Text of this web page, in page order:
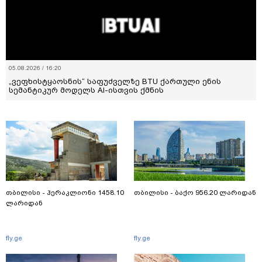
05.08.2026 / 16:20
„ვეფხისტყაოსნის“ საფუძველზე BTU ქართული ენის
სემანტიკურ მოდელს AI-ისთვის ქმნის
თბილისი - ჰერაკლიონი 1458.10
ლარიდან
fly.ge
თბილისი - ბაქო 956.20 ლარიდან
fly.ge